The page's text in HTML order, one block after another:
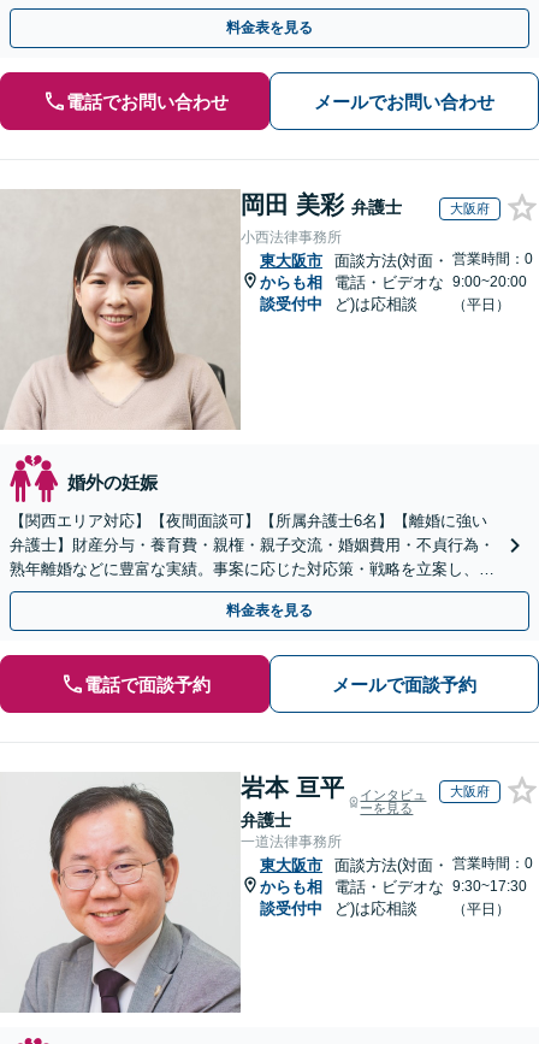
【リーズナブルな料金設定】
料金表を見る
電話でお問い合わせ メールでお問い合わせ
岡田 美彩 弁護士 大阪府
小西法律事務所
東大阪市
からも相
談受付中
面談方法(対面・
電話・ビデオな
ど)は応相談
営業時間：0
9:00~20:00
（平日）
婚外の妊娠
【関西エリア対応】【夜間面談可】【所属弁護士6名】【離婚に強い
弁護士】財産分与・養育費・親権・親子交流・婚姻費用・不貞行為・
熟年離婚などに豊富な実績。事案に応じた対応策・戦略を立案し、全
力で闘います。明るい人生の再スタートを！
料金表を見る
電話で面談予約 メールで面談予約
岩本 亘平
弁護士
インタビュ
ーを見る
大阪府
一道法律事務所
東大阪市
からも相
談受付中
面談方法(対面・
電話・ビデオな
ど)は応相談
営業時間：0
9:30~17:30
（平日）